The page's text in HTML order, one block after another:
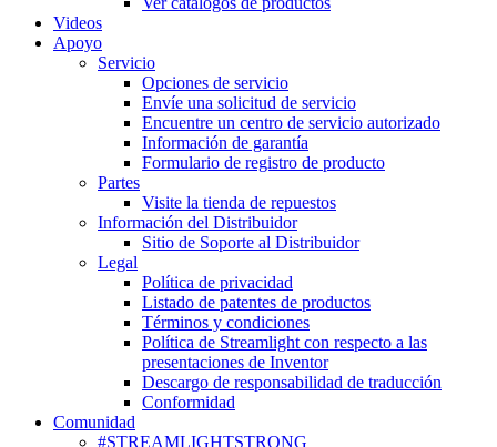
Videos
Apoyo
Servicio
Opciones de servicio
Envíe una solicitud de servicio
Encuentre un centro de servicio autorizado
Información de garantía
Formulario de registro de producto
Partes
Visite la tienda de repuestos
Información del Distribuidor
Sitio de Soporte al Distribuidor
Legal
Política de privacidad
Listado de patentes de productos
Términos y condiciones
Política de Streamlight con respecto a las
presentaciones de Inventor
Descargo de responsabilidad de traducción
Conformidad
Comunidad
#STREAMLIGHTSTRONG